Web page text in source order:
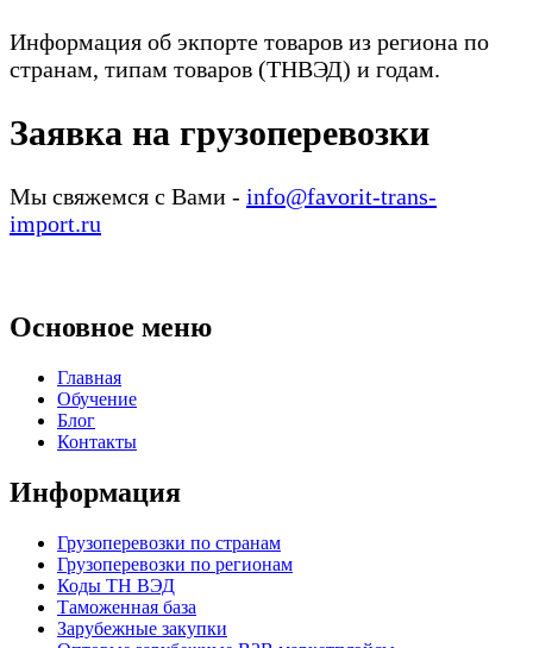
Информация об экпорте товаров из региона по
странам, типам товаров (ТНВЭД) и годам.
Заявка на грузоперевозки
Мы свяжемся с Вами - info@favorit-trans-
import.ru
Основное меню
Главная
Обучение
Блог
Контакты
Информация
Грузоперевозки по странам
Грузоперевозки по регионам
Коды ТН ВЭД
Таможенная база
Зарубежные закупки